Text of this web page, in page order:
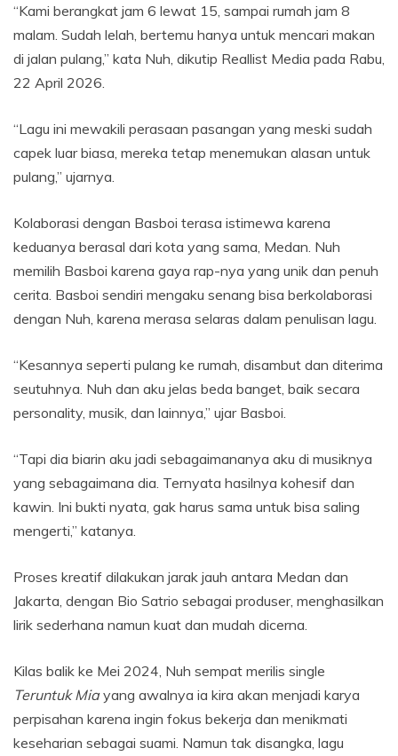
“Kami berangkat jam 6 lewat 15, sampai rumah jam 8
malam. Sudah lelah, bertemu hanya untuk mencari makan
di jalan pulang,” kata Nuh, dikutip Reallist Media pada Rabu,
22 April 2026.
“Lagu ini mewakili perasaan pasangan yang meski sudah
capek luar biasa, mereka tetap menemukan alasan untuk
pulang,” ujarnya.
Kolaborasi dengan Basboi terasa istimewa karena
keduanya berasal dari kota yang sama, Medan. Nuh
memilih Basboi karena gaya rap-nya yang unik dan penuh
cerita. Basboi sendiri mengaku senang bisa berkolaborasi
dengan Nuh, karena merasa selaras dalam penulisan lagu.
“Kesannya seperti pulang ke rumah, disambut dan diterima
seutuhnya. Nuh dan aku jelas beda banget, baik secara
personality, musik, dan lainnya,” ujar Basboi.
“Tapi dia biarin aku jadi sebagaimananya aku di musiknya
yang sebagaimana dia. Ternyata hasilnya kohesif dan
kawin. Ini bukti nyata, gak harus sama untuk bisa saling
mengerti,” katanya.
Proses kreatif dilakukan jarak jauh antara Medan dan
Jakarta, dengan Bio Satrio sebagai produser, menghasilkan
lirik sederhana namun kuat dan mudah dicerna.
Kilas balik ke Mei 2024, Nuh sempat merilis single
Teruntuk Miayang awalnya ia kira akan menjadi karya
perpisahan karena ingin fokus bekerja dan menikmati
keseharian sebagai suami. Namun tak disangka, lagu